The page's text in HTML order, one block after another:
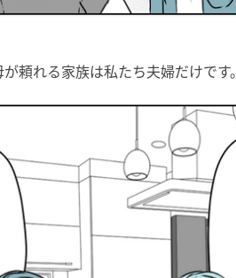
頼れる家族は私たち夫婦だけです。